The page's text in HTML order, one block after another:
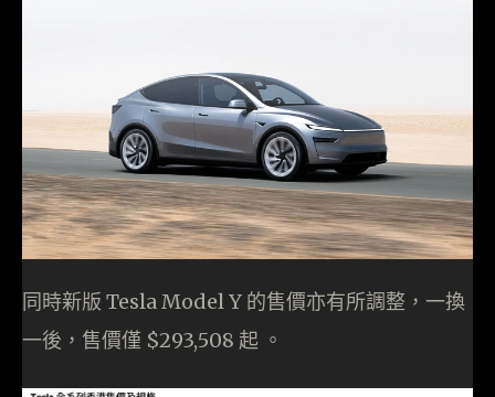
同時新版 Tesla Model Y 的售價亦有所調整，一換
一後，售價僅 $293,508 起 。